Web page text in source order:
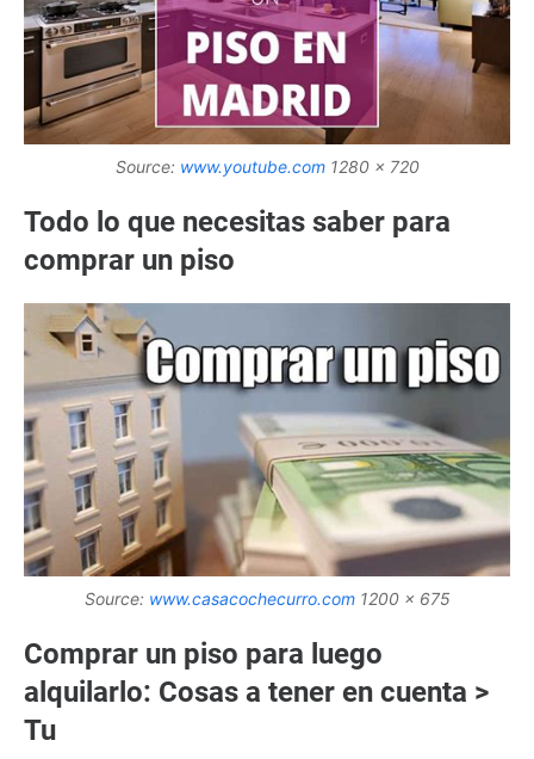
Source: www.youtube.com1280 x 720
Todo lo que necesitas saber para
comprar un piso
Source: www.casacochecurro.com1200 x 675
Comprar un piso para luego
alquilarlo: Cosas a tener en cuenta >
Tu